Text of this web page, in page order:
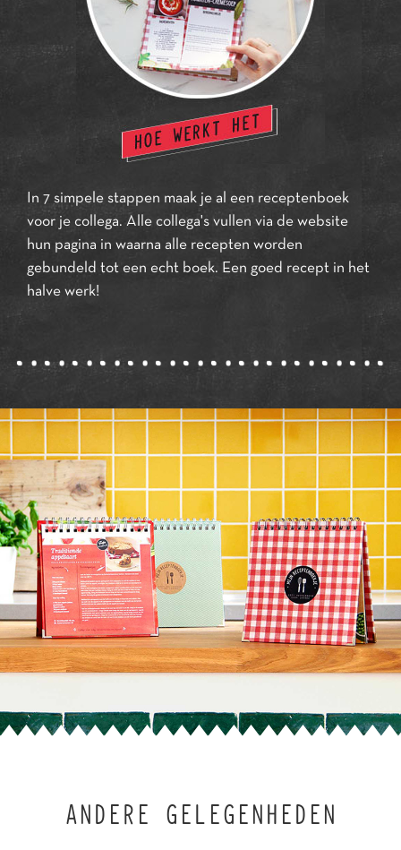
In 7 simpele stappen maak je al een receptenboek
voor je collega. Alle collega's vullen via de website
hun pagina in waarna alle recepten worden
gebundeld tot een echt boek. Een goed recept in het
halve werk!
ANDERE GELEGENHEDEN